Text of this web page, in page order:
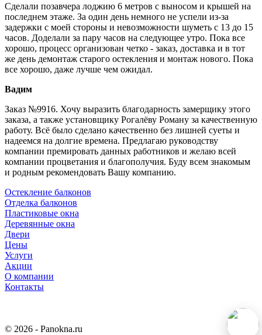
Сделали позавчера лоджию 6 метров с выносом и крышей на
последнем этаже. За один день немного не успели из-за
задержки с моей стороны и невозможности шуметь с 13 до 15
часов. Доделали за пару часов на следующее утро. Пока все
хорошо, процесс организован четко - заказ, доставка и в тот
же день демонтаж старого остекления и монтаж нового. Пока
все хорошо, даже лучше чем ожидал.
Вадим
Заказ №9916. Хочу выразить благодарность замерщику этого
заказа, а также установщику Рогалёву Роману за качественную
работу. Всё было сделано качественно без лишней суеты и
надеемся на долгие времена. Предлагаю руководству
компании премировать данных работников и желаю всей
компании процветания и благополучия. Буду всем знакомым
и родным рекомендовать Вашу компанию.
Остекление балконов
Отделка балконов
Пластиковые окна
Деревянные окна
Двери
Цены
Услуги
Акции
О компании
Контакты
© 2026 - Panokna.ru